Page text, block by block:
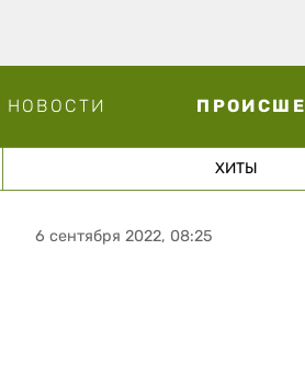
НОВОСТИ
ХИТЫ
6 сентября 2022, 08:25